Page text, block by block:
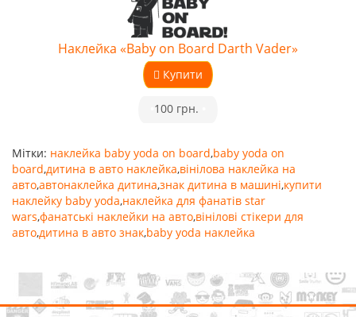
Наклейка «Baby on Board Darth Vader»
Купити
100 грн.
Мітки: наклейка baby yoda on board,baby yoda on
board,дитина в авто наклейка,вінілова наклейка на
авто,автонаклейка дитина,знак дитина в машині,купити
наклейку baby yoda,наклейка для фанатів star
wars,фанатські наклейки на авто,вінілові стікери для
авто,дитина в авто знак,baby yoda наклейка